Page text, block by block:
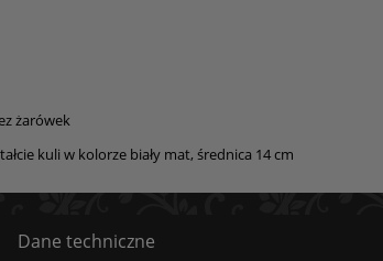
żarówek
kuli w kolorze biały mat, średnica 14 cm
Dane techniczne